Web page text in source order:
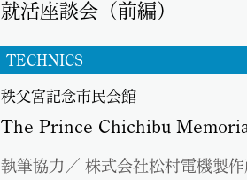
就活座談会（前編）
TECHNICS
秩父宮記念市民会館
The Prince Chichibu
執筆協力／ 株式会社松村電機製作